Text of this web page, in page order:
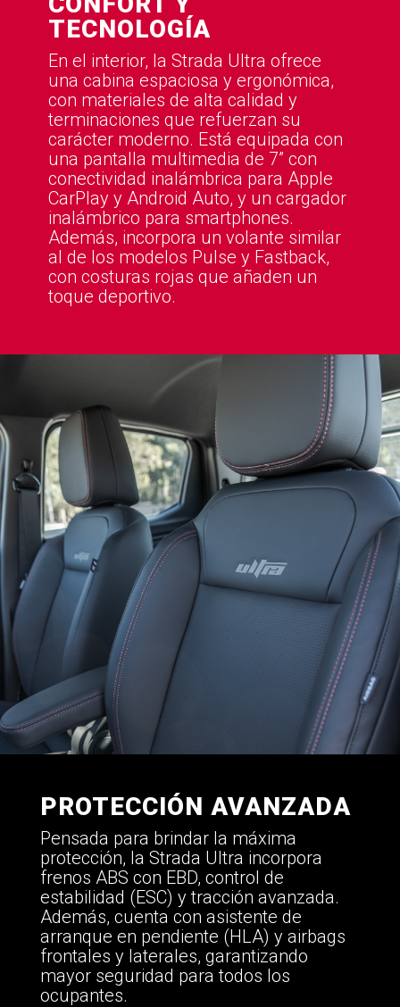
TECNOLOGÍA
En el interior, la Strada Ultra ofrece
una cabina espaciosa y ergonómica,
con materiales de alta calidad y
terminaciones que refuerzan su
carácter moderno. Está equipada con
una pantalla multimedia de 7” con
conectividad inalámbrica para Apple
CarPlay y Android Auto, y un cargador
inalámbrico para smartphones.
Además, incorpora un volante similar
al de los modelos Pulse y Fastback,
con costuras rojas que añaden un
toque deportivo.
PROTECCIÓN AVANZADA
Pensada para brindar la máxima
protección, la Strada Ultra incorpora
frenos ABS con EBD, control de
estabilidad (ESC) y tracción avanzada.
Además, cuenta con asistente de
arranque en pendiente (HLA) y airbags
frontales y laterales, garantizando
mayor seguridad para todos los
ocupantes.